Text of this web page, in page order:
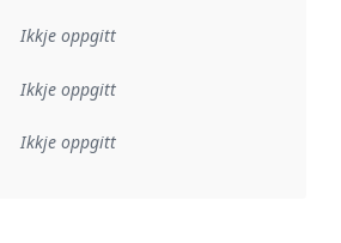
Ikkje oppgitt
Ikkje oppgitt
til ei implementeringsregel eller
Ikkje oppgitt